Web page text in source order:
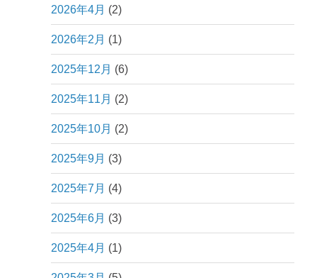
2026年4月 (2)
2026年2月 (1)
2025年12月 (6)
2025年11月 (2)
2025年10月 (2)
2025年9月 (3)
2025年7月 (4)
2025年6月 (3)
2025年4月 (1)